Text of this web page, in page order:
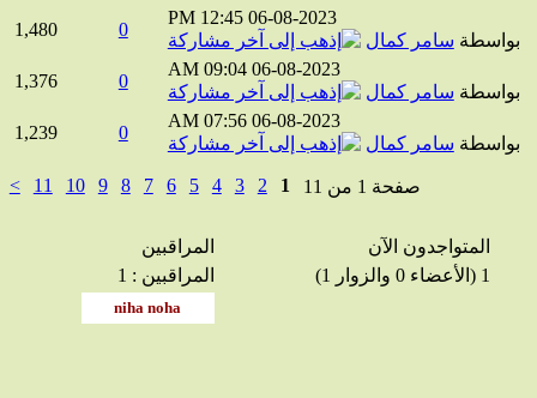
06-08-2023
12:45 PM
سامر كمال
1,480
06-08-2023
09:04 AM
سامر كمال
1,376
06-08-2023
07:56 AM
سامر كمال
1,239
صفحة 1 من 11 1
2
3
4
5
6
7
8
9
10
11
>
المتواجدون الآن
المراقبين
المراقبين : 1